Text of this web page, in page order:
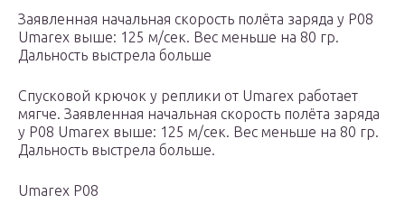
Заявленная начальная скорость полёта заряда у P08
Umarex выше: 125 м/сек. Вес меньше на 80 гр.
Дальность выстрела больше
Спусковой крючок у реплики от Umarex работает
мягче. Заявленная начальная скорость полёта заряда
у P08 Umarex выше: 125 м/сек. Вес меньше на 80 гр.
Дальность выстрела больше.
Umarex P08